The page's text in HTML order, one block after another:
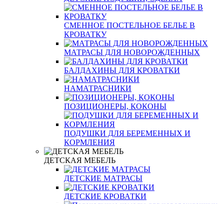
СМЕННОЕ ПОСТЕЛЬНОЕ БЕЛЬЕ В
КРОВАТКУ
МАТРАСЫ ДЛЯ НОВОРОЖДЕННЫХ
БАЛДАХИНЫ ДЛЯ КРОВАТКИ
НАМАТРАСНИКИ
ПОЗИЦИОНЕРЫ, КОКОНЫ
ПОДУШКИ ДЛЯ БЕРЕМЕННЫХ И
КОРМЛЕНИЯ
ДЕТСКАЯ МЕБЕЛЬ
ДЕТСКИЕ МАТРАСЫ
ДЕТСКИЕ КРОВАТКИ